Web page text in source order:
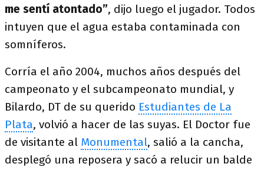
me sentí atontado”, dijo luego el jugador. Todos
intuyen que el agua estaba contaminada con
somníferos.
Corría el año 2004, muchos años después del
campeonato y el subcampeonato mundial, y
Bilardo, DT de su querido Estudiantes de La
Plata, volvió a hacer de las suyas. El Doctor fue
de visitante al Monumental, salió a la cancha,
desplegó una reposera y sacó a relucir un balde